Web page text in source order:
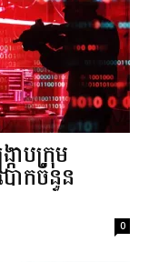
ាបក្រុម
ោកចំនួន
0